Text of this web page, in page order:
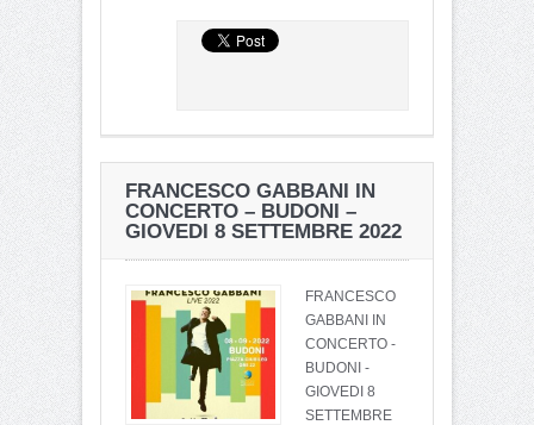
FRANCESCO GABBANI IN
CONCERTO – BUDONI –
GIOVEDI 8 SETTEMBRE 2022
FRANCESCO
GABBANI IN
CONCERTO -
BUDONI -
GIOVEDI 8
SETTEMBRE